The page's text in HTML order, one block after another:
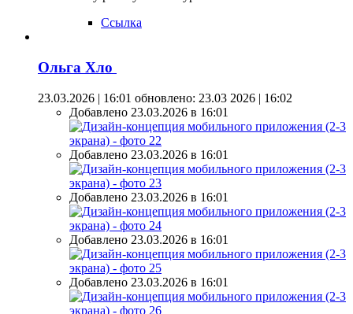
Ссылка
Ольга Хло
23.03.2026 | 16:01 обновлено: 23.03 2026 | 16:02
Добавлено 23.03.2026 в 16:01
Добавлено 23.03.2026 в 16:01
Добавлено 23.03.2026 в 16:01
Добавлено 23.03.2026 в 16:01
Добавлено 23.03.2026 в 16:01